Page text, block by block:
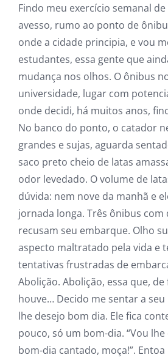
Findo meu exercício semanal
avesso, rumo ao ponto de
onde a cidade principia, e vou
estudantes, essa gente que
mudança nos olhos. O ônibus
universidade, lugar com
onde decidi, há muitos anos,
No banco do ponto, o catador
grandes e sujas, aguarda
saco preto cheio de latas
odor levedado. O volume de
dúvida: nem nove da manhã e
jornada longa. Três ônibus com
recusam seu embarque. Olho
aspecto maltratado pela vida e
tentativas frustradas de
Abolição. Abolição, essa que,
houve… Decido me sentar a
lhe desejo bom dia. Ele fica
pouco, só um bom-dia. “Vou
bom-dia cantado, moça!”.